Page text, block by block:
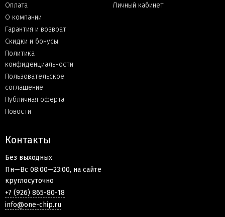
Оплата
О компании
Гарантия и возврат
Скидки и бонусы
Политика
конфиденциальности
Пользовательское
соглашение
Публичная оферта
Новости
Личный кабинет
Контакты
Без выходных
Пн—Вс 08:00—23:00, на сайте
круглосуточно
+7 (926) 865-80-18
info@one-chip.ru